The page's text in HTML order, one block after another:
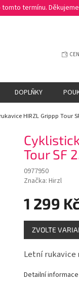
termínu.
DOPLŇKY
HIRZL Grippp Tour
Tour SF
0977950
Značka: Hirzl
1 299
Měrná
cena:
ZVOLTE
Letní rukavice
Detailní informace